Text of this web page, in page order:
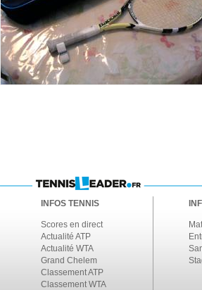
INFOS TENNIS
Scores en direct
Actualité ATP
Actualité WTA
Grand Chelem
Classement ATP
Classement WTA